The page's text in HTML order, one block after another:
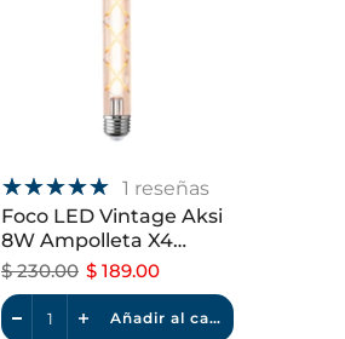
1 reseñas
Foco LED Vintage Aksi
8W Ampolleta X4
Dimeable Luz Cálida
$ 230.00 $ 189.00
Añadir al carrito